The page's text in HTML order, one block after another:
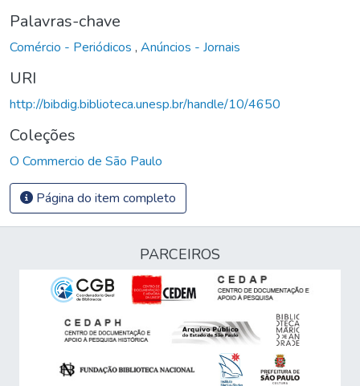
Palavras-chave
Comércio - Periódicos , Anúncios - Jornais
URI
http://bibdig.biblioteca.unesp.br/handle/10/4650
Coleções
O Commercio de São Paulo
Página do item completo
PARCEIROS